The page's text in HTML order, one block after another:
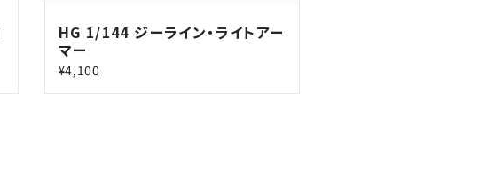
HG 1/144 ジーライン・ライトアー
マー
¥4,100